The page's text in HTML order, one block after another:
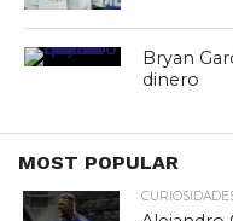
Bryan
dinero
MOST POPULAR